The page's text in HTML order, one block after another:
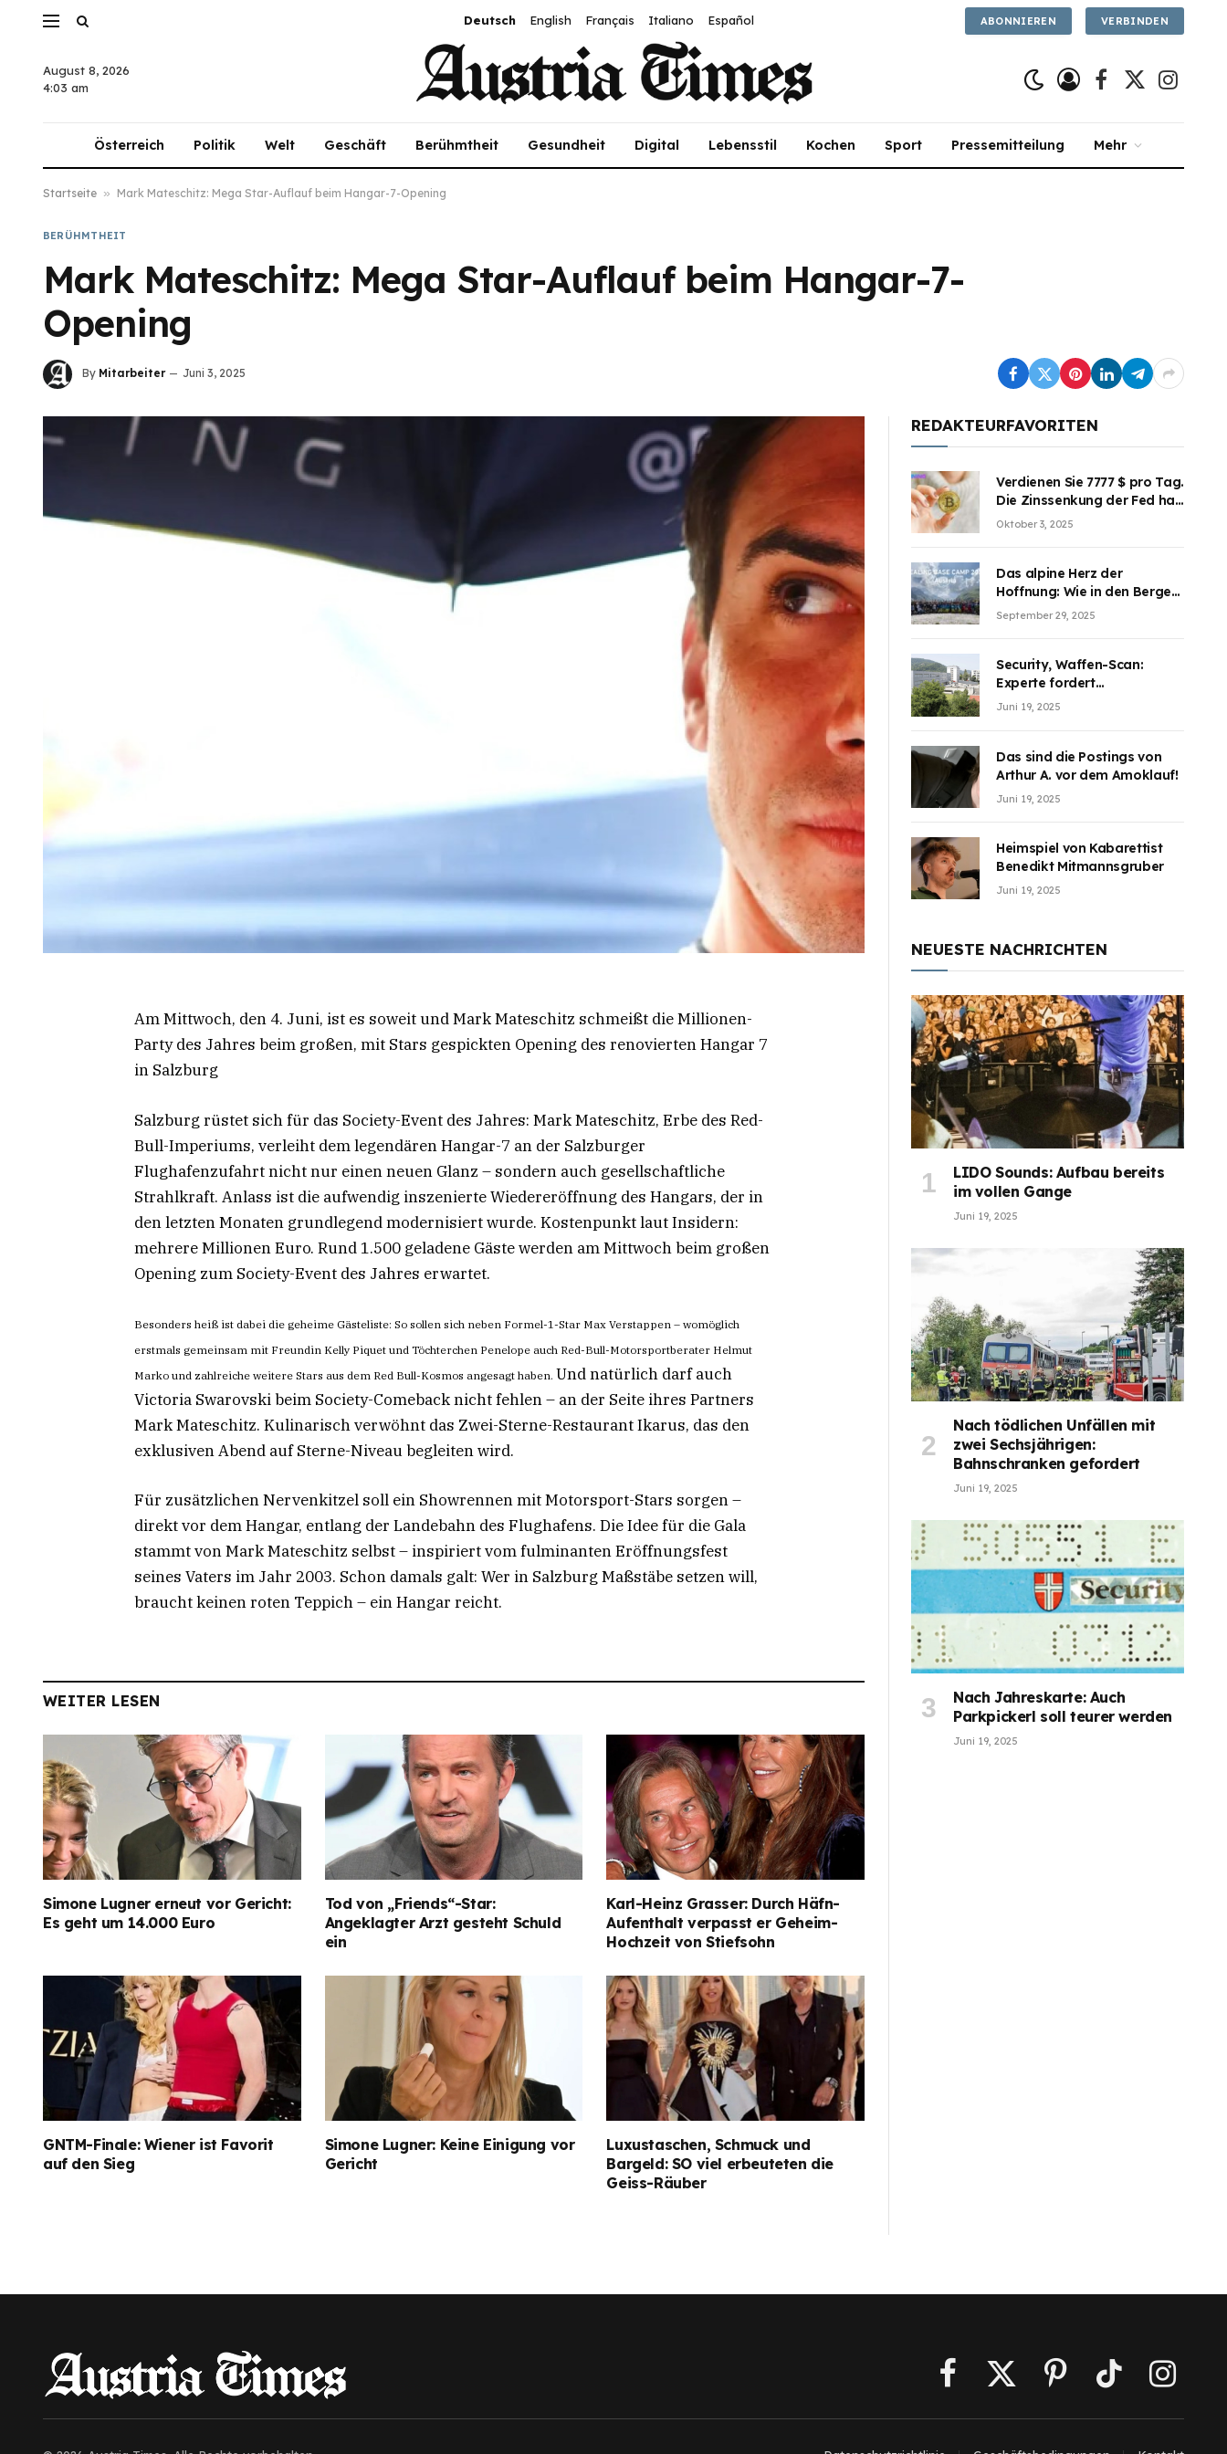
Deutsch English Français Italiano Español ABONNIEREN VERBINDEN
August 8, 2026
4:03 am
Facebook
X
Österreich Politik Welt Geschäft Berühmtheit Gesundheit Digital Lebensstil Kochen Sport Pressemitteilung Mehr
Startseite » Mark Mateschitz: Mega Star-Auflauf beim Hangar-7-Opening
BERÜHMTHEIT
Mark Mateschitz: Mega Star-Auflauf beim Hangar-7-
Opening
By Mitarbeiter Juni 3, 2025
Am Mittwoch, den 4. Juni, ist es soweit und Mark Mateschitz schmeißt die Millionen-
Party des Jahres beim großen, mit Stars gespickten Opening des renovierten Hangar 7
in Salzburg
Salzburg rüstet sich für das Society-Event des Jahres: Mark Mateschitz, Erbe des Red-
Bull-Imperiums, verleiht dem legendären Hangar-7 an der Salzburger
Flughafenzufahrt nicht nur einen neuen Glanz – sondern auch gesellschaftliche
Strahlkraft. Anlass ist die aufwendig inszenierte Wiedereröffnung des Hangars, der in
den letzten Monaten grundlegend modernisiert wurde. Kostenpunkt laut Insidern:
mehrere Millionen Euro. Rund 1.500 geladene Gäste werden am Mittwoch beim großen
Opening zum Society-Event des Jahres erwartet.
Besonders heiß ist dabei die geheime Gästeliste: So sollen sich neben Formel-1-Star Max Verstappen – womöglich
erstmals gemeinsam mit Freundin Kelly Piquet und Töchterchen Penelope auch Red-Bull-Motorsportberater Helmut
Marko und zahlreiche weitere Stars aus dem Red Bull-Kosmos angesagt haben. Und natürlich darf auch
Victoria Swarovski beim Society-Comeback nicht fehlen – an der Seite ihres Partners
Mark Mateschitz. Kulinarisch verwöhnt das Zwei-Sterne-Restaurant Ikarus, das den
exklusiven Abend auf Sterne-Niveau begleiten wird.
Für zusätzlichen Nervenkitzel soll ein Showrennen mit Motorsport-Stars sorgen –
direkt vor dem Hangar, entlang der Landebahn des Flughafens. Die Idee für die Gala
stammt von Mark Mateschitz selbst – inspiriert vom fulminanten Eröffnungsfest
seines Vaters im Jahr 2003. Schon damals galt: Wer in Salzburg Maßstäbe setzen will,
braucht keinen roten Teppich – ein Hangar reicht.
WEITER LESEN
Simone Lugner erneut vor Gericht:
Es geht um 14.000 Euro
Tod von „Friends“-Star:
Angeklagter Arzt gesteht Schuld
ein
Karl-Heinz Grasser: Durch Häfn-
Aufenthalt verpasst er Geheim-
Hochzeit von Stiefsohn
GNTM-Finale: Wiener ist Favorit
auf den Sieg
Simone Lugner: Keine Einigung vor
Gericht
Luxustaschen, Schmuck und
Bargeld: SO viel erbeuteten die
Geiss-Räuber
REDAKTEURFAVORITEN
Verdienen Sie 7777 $ pro Tag.
Die Zinssenkung der Fed hat
die Aufmerksamkeit des
teilzuhaben
Oktober 3, 2025
Das alpine Herz der
Hoffnung: Wie in den Bergen
Österreichs die unsichtbaren
September 29, 2025
Security, Waffen-Scan:
Experte fordert
Sicherheitsdiskussion an
Juni 19, 2025
Das sind die Postings von
Arthur A. vor dem Amoklauf!
Juni 19, 2025
Heimspiel von Kabarettist
Benedikt Mitmannsgruber
Juni 19, 2025
NEUESTE NACHRICHTEN
LIDO Sounds: Aufbau bereits
im vollen Gange
Juni 19, 2025
Nach tödlichen Unfällen mit
zwei Sechsjährigen:
Bahnschranken gefordert
Juni 19, 2025
Nach Jahreskarte: Auch
Parkpickerl soll teurer werden
Juni 19, 2025
Facebook
X
PinterestTikTok Instagram